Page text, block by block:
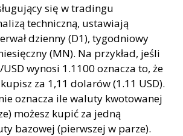
się w tradingu
techniczną, ustawiają
dzienny (D1), tygodniowy
(MN). Na przykład, jeśli
wynosi 1.1100 oznacza to, że
za 1,11 dolarów (1.11 USD).
oznacza ile waluty kwotowanej
możesz kupić za jedną
bazowej (pierwszej w parze).